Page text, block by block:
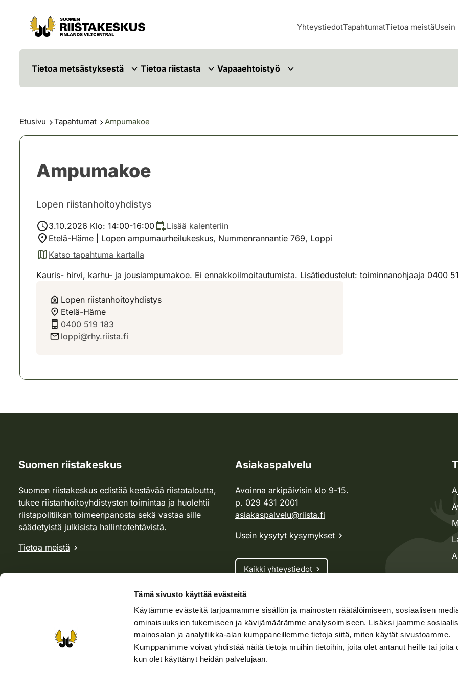
Tämä sivusto käyttää evästeitä
Käytämme evästeitä tarjoamamme sisällön ja mainosten räätälöimiseen, sosiaalisen
ominaisuuksien tukemiseen ja kävijämäärämme analysoimiseen. Lisäksi jaamme
mainosalan ja analytiikka-alan kumppaneillemme tietoja siitä, miten käytät sivustoamme.
Kumppanimme voivat yhdistää näitä tietoja muihin tietoihin, joita olet antanut heille tai joita
kun olet käyttänyt heidän palvelujaan.
Siirry sisältöön
Siirry sivustokarttaan
YhteystiedotTapahtumatTietoa meistäUsein
Tietoa metsästyksestä Tietoa riistasta Vapaaehtoistyö
Etusivu Tapahtumat Ampumakoe
Ampumakoe
Lopen riistanhoitoyhdistys
3.10.2026 Klo: 14:00-16:00
Lisää kalenteriin
Etelä-Häme | Lopen ampumaurheilukeskus, Nummenrannantie 769, Loppi
Katso tapahtuma kartalla
(avautuu uuteen välilehteen)
Kauris- hirvi, karhu- ja jousiampumakoe. Ei ennakkoilmoitautumista. Lisätiedustelut: toiminnanohjaaja 0400
Lopen riistanhoitoyhdistys
Etelä-Häme
0400 519 183
loppi@rhy.riista.fi
Suomen riistakeskus
Suomen riistakeskus edistää kestävää riistataloutta,
tukee riistanhoitoyhdistysten toimintaa ja huolehtii
riistapolitiikan toimeenpanosta sekä vastaa sille
säädetyistä julkisista hallintotehtävistä.
Tietoa meistä
Asiakaspalvelu
Avoinna arkipäivisin klo 9-15.
p. 029 431 2001
asiakaspalvelu@riista.fi
Usein kysytyt kysymykset
Kaikki yhteystiedot
Metsästyskortti-asiat
Oma riista -asiat
Lupa-asiat